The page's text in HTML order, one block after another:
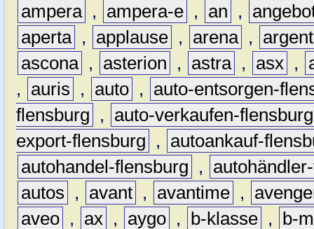
ampera , ampera-e , an ,
aperta , applause , arena ,
ascona , asterion , astra , asx ,
,
auris , auto ,
auto-entsorgen-
flensburg
,
auto-verkaufen-flensburg
export-flensburg
,
autoankauf-
autohandel-flensburg
,
autos
, avant , avantime ,
aveo , ax , aygo , b-klasse ,
b-